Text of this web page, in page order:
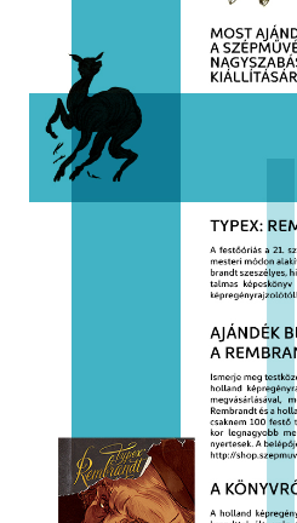
Művészet
Szakkönyv
Szótár, nyelvkönyv
Vallás